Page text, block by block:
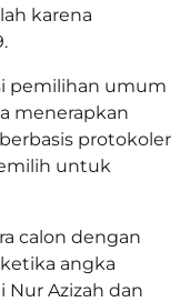
karena
pemilihan umum
menerapkan
protokoler
untuk
calon dengan
angka
Azizah dan